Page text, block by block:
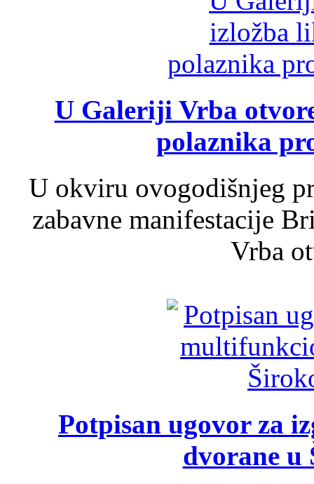
U Galeriji Vrba
polaznika
U okviru ovogodišnjeg
zabavne manifestacije
Vrba
Potpisan ugovor za
dvorane u